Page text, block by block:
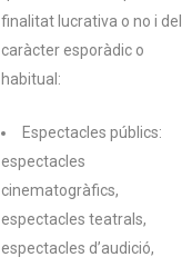
finalitat lucrativa o no i del
caràcter esporàdic o
habitual:
Espectacles públics:
espectacles
cinematogràfics,
espectacles teatrals,
espectacles d’audició,